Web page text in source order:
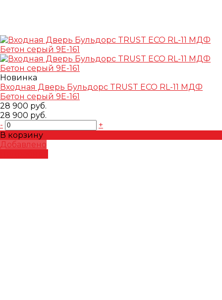
Новинка
Входная Дверь Бульдорс TRUST ECO RL-11 МДФ
Бетон серый 9E-161
28 900 руб.
28 900 руб.
-
+
В корзину
Добавлено